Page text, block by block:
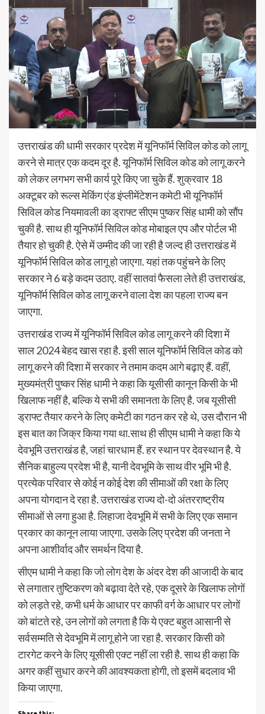
उत्तराखंड की धामी सरकार प्रदेश में यूनिफॉर्म सिविल कोड को लागू
करने से मात्र एक कदम दूर है. यूनिफॉर्म सिविल कोड को लागू करने
को लेकर लगभग सभी कार्य पूरे किए जा चुके हैं. शुक्रवार 18
अक्टूबर को रूल्स मेकिंग एंड इंप्लीमेंटेशन कमेटी भी यूनिफॉर्म
सिविल कोड नियमावली का ड्राफ्ट सीएम पुष्कर सिंह धामी को सौंप
चुकी है. साथ ही यूनिफॉर्म सिविल कोड मोबाइल एप और पोर्टल भी
तैयार हो चुकी है. ऐसे में उम्मीद की जा रही है जल्द ही उत्तराखंड में
यूनिफॉर्म सिविल कोड लागू हो जाएगा. यहां तक पहुंचने के लिए
सरकार ने 6 बड़े कदम उठाए. वहीं सातवां फैसला लेते ही उत्तराखंड,
यूनिफॉर्म सिविल कोड लागू करने वाला देश का पहला राज्य बन
जाएगा.
उत्तराखंड राज्य में यूनिफॉर्म सिविल कोड लागू करने की दिशा में
साल 2024 बेहद खास रहा है. इसी साल यूनिफॉर्म सिविल कोड को
लागू करने की दिशा में सरकार ने तमाम कदम आगे बढ़ाए हैं. वहीं,
मुख्यमंत्री पुष्कर सिंह धामी ने कहा कि यूसीसी कानून किसी के भी
खिलाफ नहीं है, बल्कि ये सभी की समानता के लिए है. जब यूसीसी
ड्राफ्ट तैयार करने के लिए कमेटी का गठन कर रहे थे, उस दौरान भी
इस बात का जिक्र किया गया था.साथ ही सीएम धामी ने कहा कि ये
देवभूमि उत्तराखंड है, जहां चारधाम हैं. हर स्थान पर देवस्थान है. ये
सैनिक बाहुल्य प्रदेश भी है, यानी देवभूमि के साथ वीर भूमि भी है.
प्रत्येक परिवार से कोई न कोई देश की सीमाओं की रक्षा के लिए
अपना योगदान दे रहा है. उत्तराखंड राज्य दो-दो अंतरराष्ट्रीय
सीमाओं से लगा हुआ है. लिहाजा देवभूमि में सभी के लिए एक समान
प्रकार का कानून लाया जाएगा. उसके लिए प्रदेश की जनता ने
अपना आशीर्वाद और समर्थन दिया है.
सीएम धामी ने कहा कि जो लोग देश के अंदर देश की आजादी के बाद
से लगातार तुष्टिकरण को बढ़ावा देते रहे, एक दूसरे के खिलाफ लोगों
को लड़ते रहे, कभी धर्म के आधार पर काफी वर्ग के आधार पर लोगों
को बांटते रहे, उन लोगों को लगता है कि ये एक्ट बहुत आसानी से
सर्वसम्मति से देवभूमि में लागू होने जा रहा है. सरकार किसी को
टारगेट करने के लिए यूसीसी एक्ट नहीं ला रही है. साथ ही कहा कि
अगर कहीं सुधार करने की आवश्यकता होगी, तो इसमें बदलाव भी
किया जाएगा.